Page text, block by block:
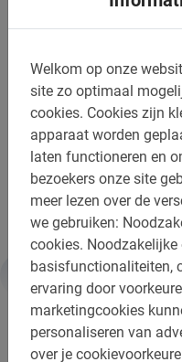
Welkom op onze
site zo optimaal
cookies. Cookies zijn
apparaat worden
laten functioneren en
bezoekers onze site
meer lezen over de
we gebruiken:
cookies. Noodzakelijke
basisfunctionaliteiten,
ervaring door
marketingcookies
personaliseren van
over je
na het boeken ontvang
boekingsnummer en
voorbereid aan je
Je leert de stad pas
van Baja Bikes!
Belangrijk om te weten: